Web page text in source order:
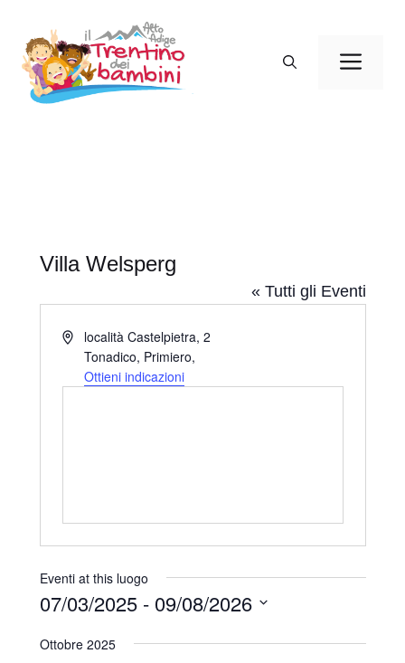
contenuto
Villa Welsperg
« Tutti gli Eventi
I
località Castelpietra, 2
Tonadico, Primiero,
Ottieni indicazioni
Eventi at this luogo
07/03/2025 - 09/08/2026
e
Ottobre 2025